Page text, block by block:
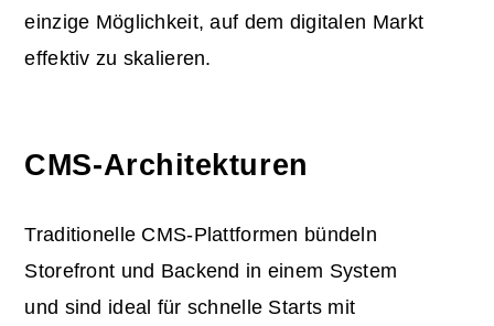
einzige Möglichkeit, auf dem digitalen Markt
effektiv zu skalieren.
CMS-Architekturen
Traditionelle CMS-Plattformen bündeln
Storefront und Backend in einem System
und sind ideal für schnelle Starts mit